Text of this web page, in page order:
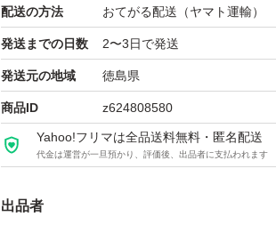
できるだけ綺麗なのをお入れ致しますが、
ることもございます
そうな物はいれないように注意致します
休憩にハウスの中で食べています♪♪
他の重さも、ご相談に応じてご用意致しま
配送の方法 おてがる配送（ヤマト運輸）
発送までの日数 2〜3日で発送
発送元の地域 徳島県
商品ID z624808580
Yahoo!フリマは全品送料無料・匿名配送
代金は運営が一旦預かり、評価後、出品者に支払われます
出品者